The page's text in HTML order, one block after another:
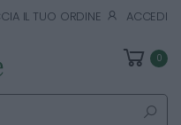
IL TUO ORDINE ACCEDI
0